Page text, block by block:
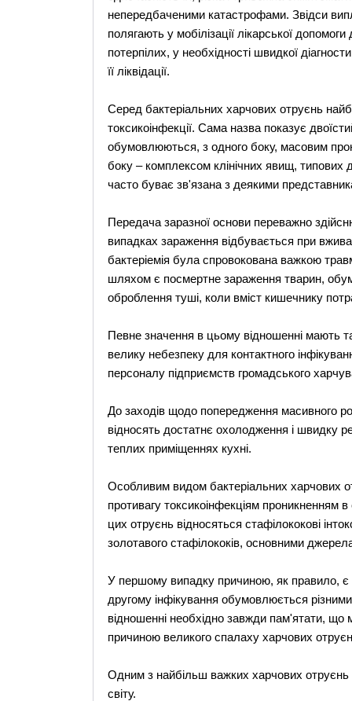
непередбаченими катастрофами. Звідси
полягають у мобілізації лікарської
потерпілих, у необхідності швидкої
її ліквідації.
Серед бактеріальних харчових отруєнь
токсикоінфекції. Сама назва показує
обумовлюються, з одного боку, масовим
боку – комплексом клінічних явищ, типових
часто буває зв'язана з деякими
Передача заразної основи переважно
випадках зараження відбувається при
бактеріемія була спровокована важкою
шляхом є посмертне зараження тварин,
оброблення туші, коли вміст кишечнику
Певне значення в цьому відношенні мають
велику небезпеку для контактного
персоналу підприємств громадського
До заходів щодо попередження масивного
відносять достатнє охолодження і швидку
теплих приміщеннях кухні.
Особливим видом бактеріальних харчових
противагу токсикоінфекціям проникненням в
цих отруєнь відносяться стафілококові
золотавого стафілококів, основними
У першому випадку причиною, як правило, є
другому інфікування обумовлюється
відношенні необхідно завжди пам'ятати, що
причиною великого спалаху харчових
Одним з найбільш важких харчових отруєнь
світу.